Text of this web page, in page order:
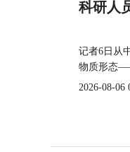
科研人
记者6日从
物质形态
2026-08-06